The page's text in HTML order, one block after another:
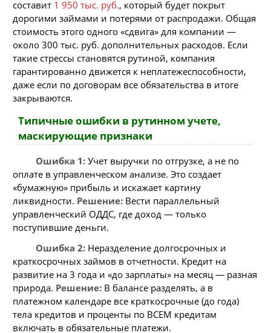
составит 1 950 тыс. руб., который будет покрыт
дорогими займами и потерями от распродажи. Общая
стоимость этого одного «сдвига» для компании —
около 300 тыс. руб. дополнительных расходов. Если
такие стрессы становятся рутиной, компания
гарантированно движется к неплатежеспособности,
даже если по договорам все обязательства в итоге
закрываются.
Типичные ошибки в рутинном учете,
маскирующие признаки
Ошибка 1:Учет выручки по отгрузке, а не по
оплате в управленческом анализе. Это создает
«бумажную» прибыль и искажает картину
ликвидности. Решение: Вести параллельный
управленческий ОДДС, где доход — только
поступившие деньги.
Ошибка 2:Неразделение долгосрочных и
краткосрочных займов в отчетности. Кредит на
развитие на 3 года и «до зарплаты» на месяц — разная
природа. Решение: В балансе разделять, а в
платежном календаре все краткосрочные (до года)
тела кредитов и проценты по ВСЕМ кредитам
включать в обязательные платежи.